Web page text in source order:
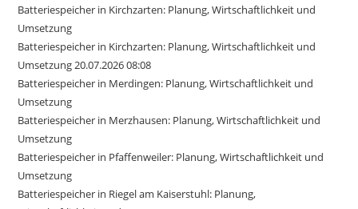
Batteriespeicher in Kirchzarten: Planung, Wirtschaftlichkeit und
Umsetzung
Batteriespeicher in Kirchzarten: Planung, Wirtschaftlichkeit und
Umsetzung 20.07.2026 08:08
Batteriespeicher in Merdingen: Planung, Wirtschaftlichkeit und
Umsetzung
Batteriespeicher in Merzhausen: Planung, Wirtschaftlichkeit und
Umsetzung
Batteriespeicher in Pfaffenweiler: Planung, Wirtschaftlichkeit und
Umsetzung
Batteriespeicher in Riegel am Kaiserstuhl: Planung,